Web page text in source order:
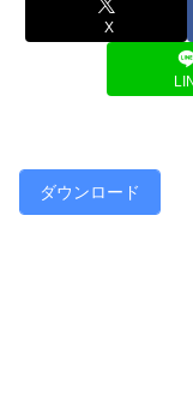
X
ダウンロード